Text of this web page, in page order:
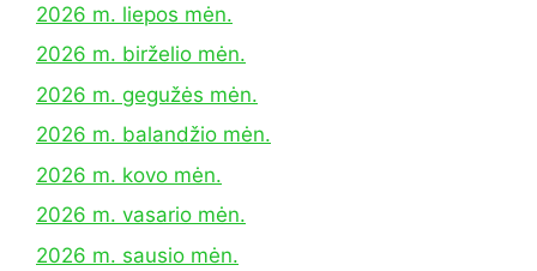
2026 m. liepos mėn.
2026 m. birželio mėn.
2026 m. gegužės mėn.
2026 m. balandžio mėn.
2026 m. kovo mėn.
2026 m. vasario mėn.
2026 m. sausio mėn.